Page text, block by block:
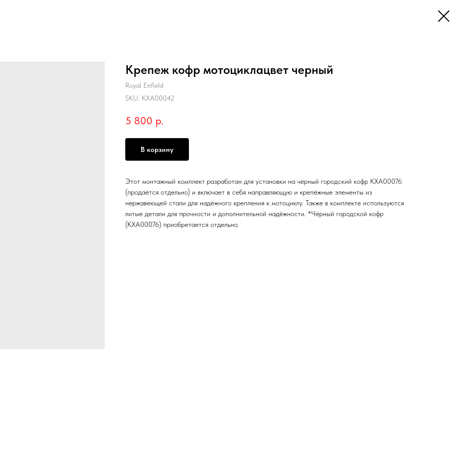
Крепеж кофр мотоциклацвет черный
Royal Enfield
SKU: KXA00042
5 800 р.
В корзину
Этот монтажный комплект разработан для установки на чёрный городский кофр KXA00076
(продаётся отдельно) и включает в себя направляющую и крепёжные элементы из
нержавеющей стали для надёжного крепления к мотоциклу. Также в комплекте используются
литые детали для прочности и дополнительной надёжности. *Чёрный городской кофр
(KXA00076) приобретается отдельно.